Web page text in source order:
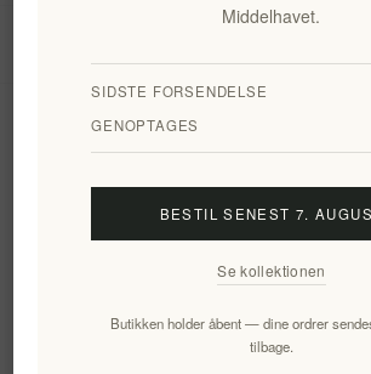
Tilmeld Frameld
Middelhavet.
SIDSTE FORSENDELSE
GENOPTAGES
BESTIL SENEST 7.
Se kollektionen
Butikken holder åbent — dine ordrer
tilbage.